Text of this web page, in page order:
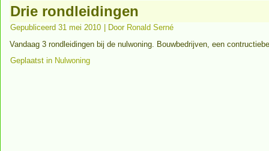
Drie rondleidingen
Gepubliceerd 31 mei 2010 Door Ronald Serné
Vandaag 3 rondleidingen bij de nulwoning. Bouwbedrijven, een
Geplaatst in Nulwoning